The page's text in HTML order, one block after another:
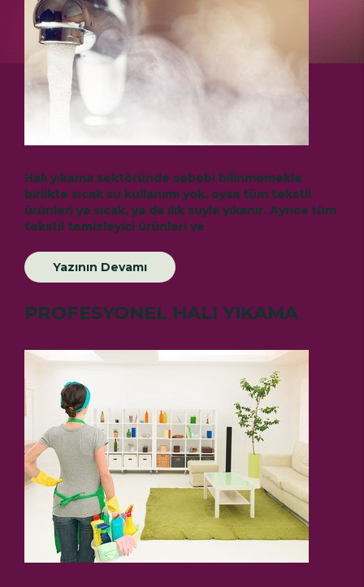
Halı yıkama sektöründe sebebi bilinmemekle
birlikte sıcak su kullanımı yok, oysa tüm tekstil
ürünleri ya sıcak, ya da ılık suyla yıkanır. Ayrıca tüm
tekstil temizleyici ürünleri ve
Yazının Devamı
PROFESYONEL HALI YIKAMA